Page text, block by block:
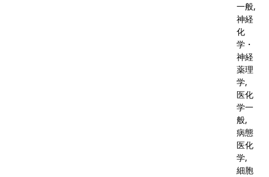
一般,
神経
化
学・
神経
薬理
学,
医化
学一
般,
病態
医化
学,
細胞